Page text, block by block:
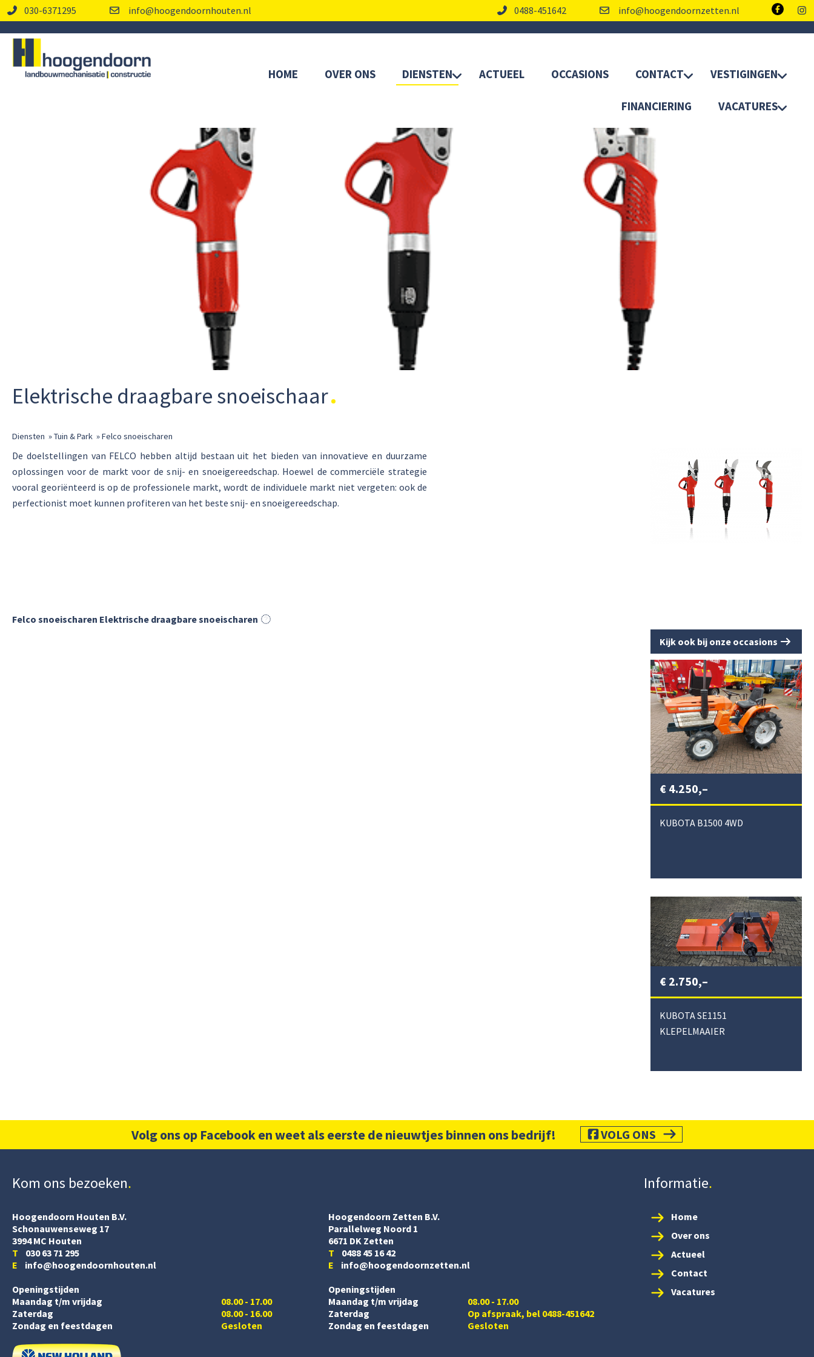
030-6371295 info@hoogendoornhouten.nl 0488-451642 info@hoogendoornzetten.nl
HOME OVER ONS DIENSTEN ACTUEEL OCCASIONS CONTACT VESTIGINGEN
FINANCIERING VACATURES
Elektrische draagbare snoeischaar
Diensten »Tuin & Park »Felco snoeischaren
De doelstellingen van FELCO hebben altijd bestaan uit het bieden van innovatieve en duurzame
oplossingen voor de markt voor de snij- en snoeigereedschap. Hoewel de commerciële strategie
vooral georiënteerd is op de professionele markt, wordt de individuele markt niet vergeten: ook de
perfectionist moet kunnen profiteren van het beste snij- en snoeigereedschap.
Felco snoeischaren Elektrische draagbare snoeischaren
Kijk ook bij onze occasions
€ 4.250,–
KUBOTA B1500 4WD
€ 2.750,–
KUBOTA SE1151
KLEPELMAAIER
Volg ons op Facebook en weet als eerste de nieuwtjes binnen ons bedrijf! VOLG ONS
Kom ons bezoeken
Hoogendoorn Houten B.V.
Schonauwenseweg 17
3994 MC Houten
T 030 63 71 295
E info@hoogendoornhouten.nl
Openingstijden
Maandag t/m vrijdag
Zaterdag
08.00 - 17.00
08.00 - 16.00
Zondag en feestdagen
Gesloten
Hoogendoorn Zetten B.V.
Parallelweg Noord 1
6671 DK Zetten
T 0488 45 16 42
E info@hoogendoornzetten.nl
Openingstijden
Maandag t/m vrijdag
08.00 - 17.00
Zaterdag
Op afspraak, bel 0488-451642
Zondag en feestdagen
Gesloten
Informatie
Home
Over ons
Actueel
Contact
Vacatures